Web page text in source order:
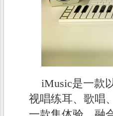
iMusic是一款
视唱练耳、歌唱